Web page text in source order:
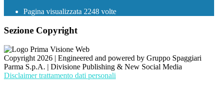
Pagina visualizzata 2248 volte
Sezione Copyright
Copyright 2026 | Engineered and powered by Gruppo Spaggiari
Parma S.p.A. | Divisione Publishing & New Social Media
Disclaimer trattamento dati personali